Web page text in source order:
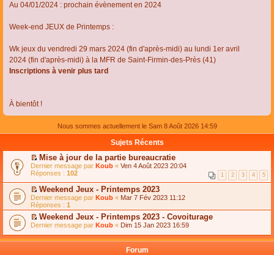
Au 04/01/2024 : prochain évènement en 2024
Week-end JEUX de Printemps :
Wk jeux du vendredi 29 mars 2024 (fin d'après-midi) au lundi 1er avril
2024 (fin d'après-midi) à la MFR de Saint-Firmin-des-Près (41)
Inscriptions à venir plus tard
À bientôt !
Nous sommes actuellement le Sam 8 Août 2026 14:59
Sujets Récents
C
o
n
s
u
l
t
e
r
l
e
Mise à jour de la partie bureaucratie
Dernier message par Koub « Ven 4 Août 2023 20:04
Réponses : 102 1 2 3 4 5
C
o
n
s
u
t
Weekend Jeux - Printemps 2023
Dernier message par Koub « Mar 7 Fév 2023 11:12
Réponses : 1
C
n
Weekend Jeux - Printemps 2023 - Covoiturage
Dernier message par Koub « Dim 15 Jan 2023 16:59
Forum